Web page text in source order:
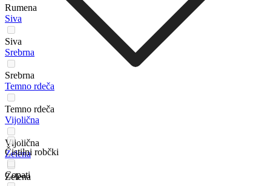
Rumena
Siva
Siva
Srebrna
Srebrna
Temno rdeča
Temno rdeča
Vijolična
Vijolična
Zelena
Zelena
Čistilni robčki
Copati